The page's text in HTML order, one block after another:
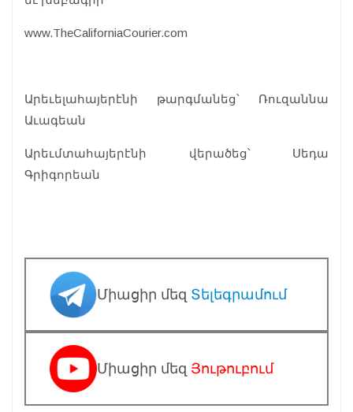
www.TheCaliforniaCourier.com
Արեւելահայերէնի թարգմանեց՝ Ռուզաննա
Աւագեան
Արեւմտահայերէնի վերածեց՝ Սեդա
Գրիգորեան
Միացիր մեզ Տելեգրամում
Միացիր մեզ Յութուբում